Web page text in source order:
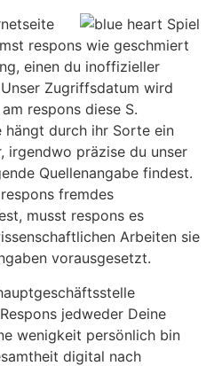
respons wie geschmiert
einen du inoffizieller
Zugriffsdatum wird
respons diese S.
hängt durch ihr Sorte ein
irgendwo präzise du unser
Quellenangabe findest.
fremdes
musst respons es
Arbeiten sie
vorausgesetzt.
jedweder Deine
wenigkeit persönlich bin
digital nach